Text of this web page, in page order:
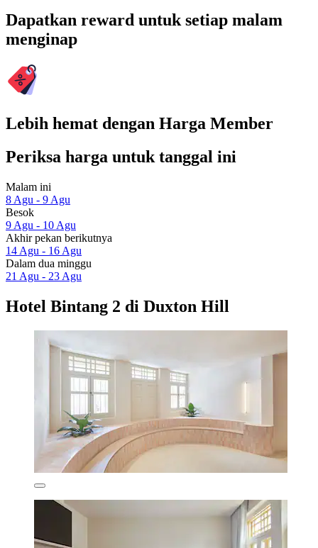
Dapatkan reward untuk setiap malam
menginap
Lebih hemat dengan Harga Member
Periksa harga untuk tanggal ini
Malam ini
8 Agu - 9 Agu
Besok
9 Agu - 10 Agu
Akhir pekan berikutnya
14 Agu - 16 Agu
Dalam dua minggu
21 Agu - 23 Agu
Hotel Bintang 2 di Duxton Hill